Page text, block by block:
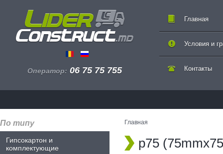
Оператор: 06 75 75 755
Главная
Контакты
Условия и
По типу
Гипсокартон и
комплектующие
Главная
p75